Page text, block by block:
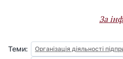
За
Теми: Організація діяльності